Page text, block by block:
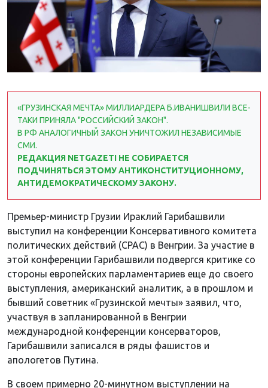
«ГРУЗИНСКАЯ МЕЧТА» МИЛЛИАРДЕРА Б.ИВАНИШВИЛИ ВСЕ-
ТАКИ ПРИНЯЛА "РОССИЙСКИЙ ЗАКОН".
В РФ АНАЛОГИЧНЫЙ ЗАКОН УНИЧТОЖИЛ НЕЗАВИСИМЫЕ
СМИ.
РЕДАКЦИЯ NETGAZETI НЕ СОБИРАЕТСЯ
ПОДЧИНЯТЬСЯ ЭТОМУ АНТИКОНСТИТУЦИОННОМУ,
АНТИДЕМОКРАТИЧЕСКОМУ ЗАКОНУ.
Премьер-министр Грузии Ираклий Гарибашвили
выступил на конференции Консервативного комитета
политических действий (CPAC) в Венгрии. За участие в
этой конференции Гарибашвили подвергся критике со
стороны европейских парламентариев еще до своего
выступления, американский аналитик, а в прошлом и
бывший советник «Грузинской мечты» заявил, что,
участвуя в запланированной в Венгрии
международной конференции консерваторов,
Гарибашвили записался в ряды фашистов и
апологетов Путина.
В своем примерно 20-минутном выступлении на